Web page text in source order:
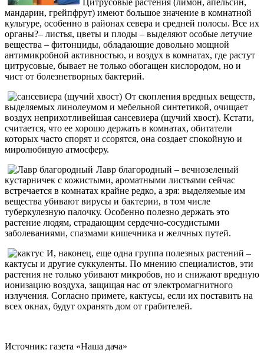
мандарин, грейпфрут) имеют большое значение в комнатной
культуре, особенно в районах севера и средней полосы. Все их
органы?– листья, цветы и плоды – выделяют особые летучие
вещества – фитонциды, обладающие довольно мощной
антимикробной активностью, и воздух в комнатах, где растут
цитрусовые, бывает не только обогащен кислородом, но и
чист от болезнетворных бактерий.
От скопления вредных веществ,
выделяемых линолеумом и мебельной синтетикой, очищает
воздух неприхотливейшая сансевиера (щучий хвост). Кстати,
считается, что ее хорошо держать в комнатах, обитатели
которых часто спорят и ссорятся, она создает спокойную и
миролюбивую атмосферу.
Лавр благородный – вечнозеленый
кустарничек с кожистыми, ароматными листьями сейчас
встречается в комнатах крайне редко, а зря: выделяемые им
вещества убивают вирусы и бактерии, в том числе
туберкулезную палочку. Особенно полезно держать это
растение людям, страдающим сердечно-сосудистыми
заболеваниями, спазмами кишечника и желчных путей.
И, наконец, еще одна группа полезных растений –
кактусы и другие суккуленты. По мнению специалистов, эти
растения не только убивают микробов, но и снижают вредную
ионизацию воздуха, защищая нас от электромагнитного
излучения. Согласно примете, кактусы, если их поставить на
всех окнах, будут охранять дом от грабителей.
Источник: газета «Наша дача»